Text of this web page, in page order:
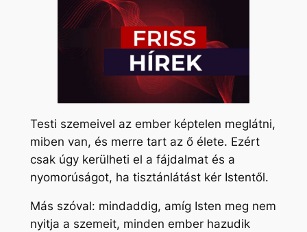
Testi szemeivel az ember képtelen meglátni,
miben van, és merre tart az ő élete. Ezért
csak úgy kerülheti el a fájdalmat és a
nyomorúságot, ha tisztánlátást kér Istentől.
Más szóval: mindaddig, amíg Isten meg nem
nyitja a szemeit, minden ember hazudik